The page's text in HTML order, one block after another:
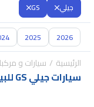
جيلي GS
2026
2025
الرئيسية سيارات و
سيارات جيلي GS للبيع في السعودية